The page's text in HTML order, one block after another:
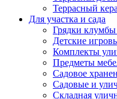
Террасный
Для участка и сада
Грядки
Детские
Комплекты
Предметы
Садовое
Садовые и
Складная